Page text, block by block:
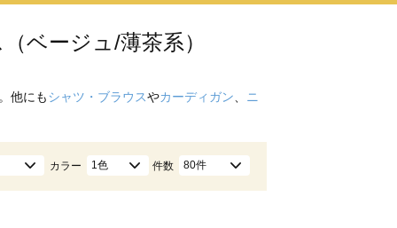
ベージュ/薄茶系）
他にもシャツ・ブラウスやカーディガン
ニ
カラー 1色 件数 80件